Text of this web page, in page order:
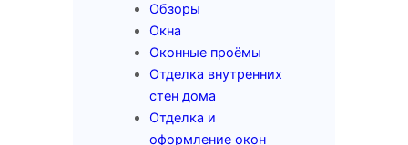
Обзоры
Окна
Оконные проёмы
Отделка внутренних
стен дома
Отделка и
оформление окон